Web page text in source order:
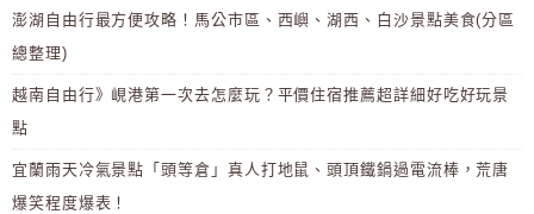
澎湖自由行最方便攻略！馬公市區、西嶼、湖西、白沙景點美食(分區
總整理)
越南自由行》峴港第一次去怎麼玩？平價住宿推薦超詳細好吃好玩景
點
宜蘭雨天冷氣景點「頭等倉」真人打地鼠、頭頂鐵鍋過電流棒，荒唐
爆笑程度爆表！